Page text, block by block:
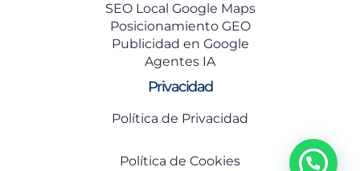
SEO Local Google Maps
Posicionamiento GEO
Publicidad en Google
Agentes IA
Privacidad
Política de Privacidad
Política de Cookies